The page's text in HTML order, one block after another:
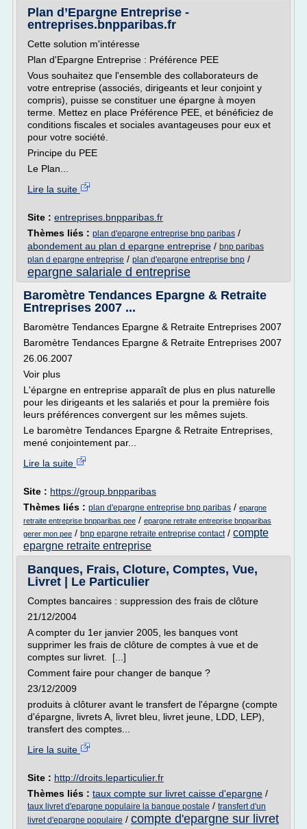
Plan d’Epargne Entreprise -
entreprises.bnpparibas.fr
Cette solution m'intéresse
Plan d'Epargne Entreprise : Préférence PEE
Vous souhaitez que l'ensemble des collaborateurs de
votre entreprise (associés, dirigeants et leur conjoint y
compris), puisse se constituer une épargne à moyen
terme. Mettez en place Préférence PEE, et bénéficiez de
conditions fiscales et sociales avantageuses pour eux et
pour votre société.
Principe du PEE
Le Plan...
Lire la suite
Site : entreprises.bnpparibas.fr
Thèmes liés : plan d'epargne entreprise bnp paribas /
abondement au plan d epargne entreprise / bnp paribas
plan d epargne entreprise / plan d'epargne entreprise bnp /
epargne salariale d entreprise
Baromètre Tendances Epargne & Retraite
Entreprises 2007 ...
Baromètre Tendances Epargne & Retraite Entreprises 2007
Baromètre Tendances Epargne & Retraite Entreprises 2007
26.06.2007
Voir plus
L'épargne en entreprise apparaît de plus en plus naturelle
pour les dirigeants et les salariés et pour la première fois
leurs préférences convergent sur les mêmes sujets.
Le baromètre Tendances Epargne & Retraite Entreprises,
mené conjointement par...
Lire la suite
Site : https://group.bnpparibas
Thèmes liés : plan d'epargne entreprise bnp paribas / epargne
retraite entreprise bnpparibas pee / epargne retraite entreprise bnpparibas
gerer mon pee / bnp epargne retraite entreprise contact/ compte
epargne retraite entreprise
Banques, Frais, Cloture, Comptes, Vue,
Livret | Le Particulier
Comptes bancaires : suppression des frais de clôture
21/12/2004
A compter du 1er janvier 2005, les banques vont
supprimer les frais de clôture de comptes à vue et de
comptes sur livret. [...]
Comment faire pour changer de banque ?
23/12/2009
produits à clôturer avant le transfert de l'épargne (compte
d'épargne, livrets A, livret bleu, livret jeune, LDD, LEP),
transfert des comptes...
Lire la suite
Site : http://droits.leparticulier.fr
Thèmes liés : taux compte sur livret caisse d'epargne /
taux livret d'epargne populaire la banque postale / transfert d'un
livret d'epargne populaire / compte d'epargne sur livret